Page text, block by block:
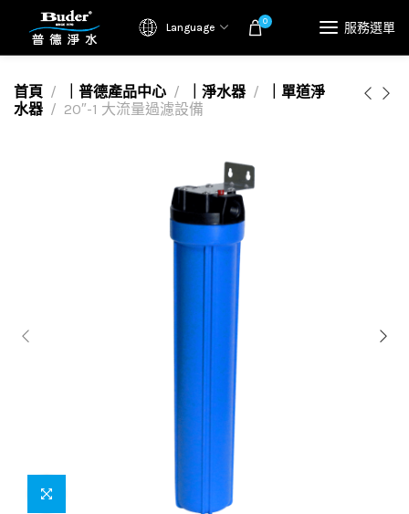
Language 0 服務選單
首頁 ｜普德產品中心 ｜淨水器
｜單道淨
水器
20″-1 大流量過濾設備